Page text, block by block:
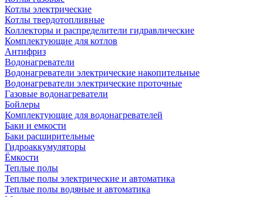
Котлы электрические
Котлы твердотопливные
Коллекторы и распределители гидравлические
Комплектующие для котлов
Антифриз
Водонагреватели
Водонагреватели электрические накопительные
Водонагреватели электрические проточные
Газовые водонагреватели
Бойлеры
Комплектующие для водонагревателей
Баки и емкости
Баки расширительные
Гидроаккумуляторы
Ёмкости
Теплые полы
Теплые полы электрические и автоматика
Теплые полы водяные и автоматика